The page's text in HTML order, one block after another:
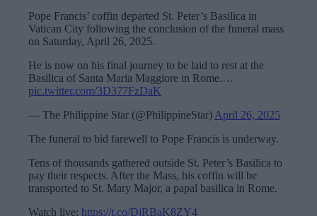
Pope Francis’ coffin departed St. Peter’s Basilica in
Vatican City following the conclusion of the funeral mass
on Saturday, April 26, 2025.
He is now on his final journey to be laid to rest at the
Basilica of Santa Maria Maggiore in Rome.…
pic.twitter.com/3D377FzDaK
— The Philippine Star (@PhilippineStar) April 26, 2025
The funeral to bid farewell to Pope Francis is underway.
Tens of thousands gathered outside St. Peter’s Basilica to
pay their respects. After the Mass, his coffin will be
transported to St. Mary Major, a papal basilica in Rome.
Watch live: https://t.co/DjRBaK8ZY4